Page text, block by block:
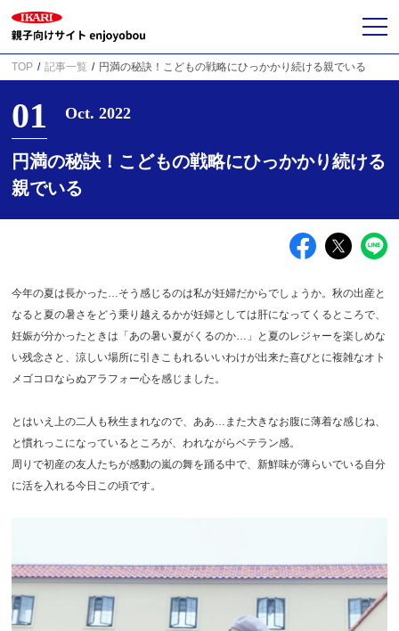
TOP 記事一覧 円満の秘訣！こどもの戦略にひっかかり続ける親でいる
01 Oct. 2022
円満の秘訣！こどもの戦略にひっかかり続ける
親でいる
今年の夏は長かった…そう感じるのは私が妊婦だからでしょうか。秋の出産と
なると夏の暑さをどう乗り越えるかが妊婦としては肝になってくるところで、
妊娠が分かったときは「あの暑い夏がくるのか…」と夏のレジャーを楽しめな
い残念さと、涼しい場所に引きこもれるいいわけが出来た喜びとに複雑なオト
メゴコロならぬアラフォー心を感じました。
とはいえ上の二人も秋生まれなので、ああ…また大きなお腹に薄着な感じね、
と慣れっこになっているところが、われながらベテラン感。
周りで初産の友人たちが感動の嵐の舞を踊る中で、新鮮味が薄らいでいる自分
に活を入れる今日この頃です。